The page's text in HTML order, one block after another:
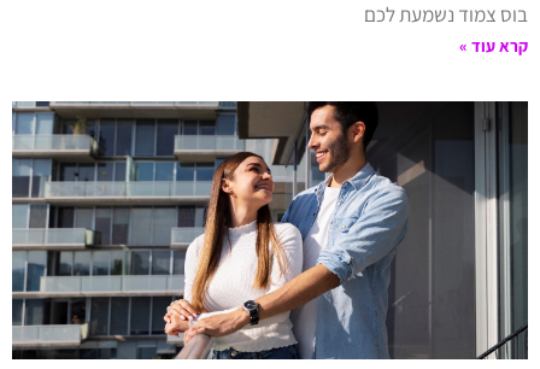
בוס צמוד נשמעת לכם
קרא עוד »